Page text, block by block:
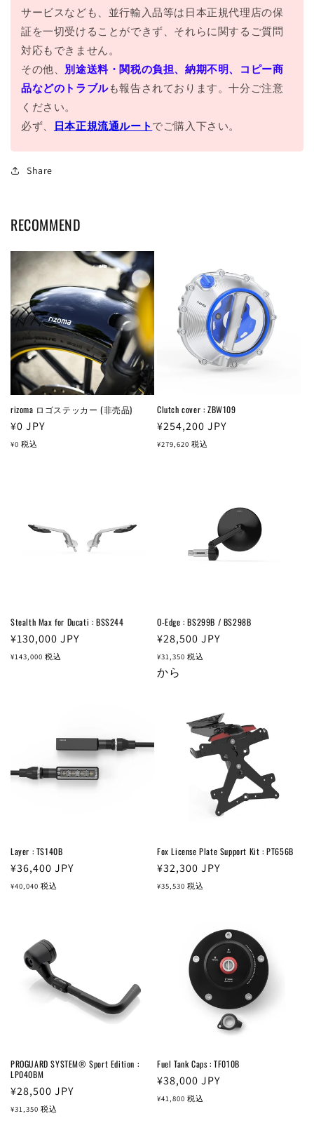
サービスなども、並行輸入品等は日本正規代理店の保
証を一切受けることができず、それらに関するご質問
対応もできません。
その他、 別途送料・関税の負担、納期不明、コピー商
品などのトラブルも報告されております。十分ご注意
ください。
必ず、
日本正規流通ルート でご購入下さい。
Share
RECOMMEND
rizoma ロゴステッカー (非売品)
通
常
¥0 JPY
¥0 税込
Clutch cover : ZBW109
通
常
¥254,200 JPY
¥279,620 税込
Stealth Max for Ducati : BSS244
通
常
¥130,000 JPY
¥143,000 税込
O-Edge : BS299B / BS298B
通
常
価
¥28,500 JPY
¥31,350 税込
から
Layer : TS140B
通
常
¥36,400 JPY
¥40,040 税込
Fox License Plate Support Kit : PT656B
通
常
¥32,300 JPY
¥35,530 税込
PROGUARD SYSTEM® Sport Edition :
LP040BM
通
常
¥28,500 JPY
¥31,350 税込
Fuel Tank Caps : TF010B
通
常
¥38,000 JPY
¥41,800 税込